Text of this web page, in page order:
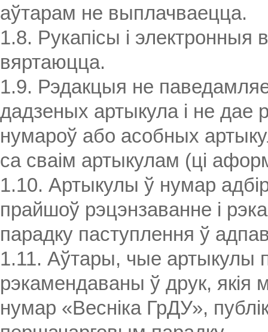
аўтарам не выплачваецца.
1.8. Рукапісы і электронныя
вяртаюцца.
1.9. Рэдакцыя не
дадзеных артыкула і не дае
нумароў або асобных
са сваім артыкулам (ці
1.10. Артыкулы ў нумар
прайшоў рэцэнзаванне і
парадку паступлення ў
1.11. Аўтары, чые артыкулы
рэкамендаваны ў друк, якія
нумар «Весніка ГрДУ»,